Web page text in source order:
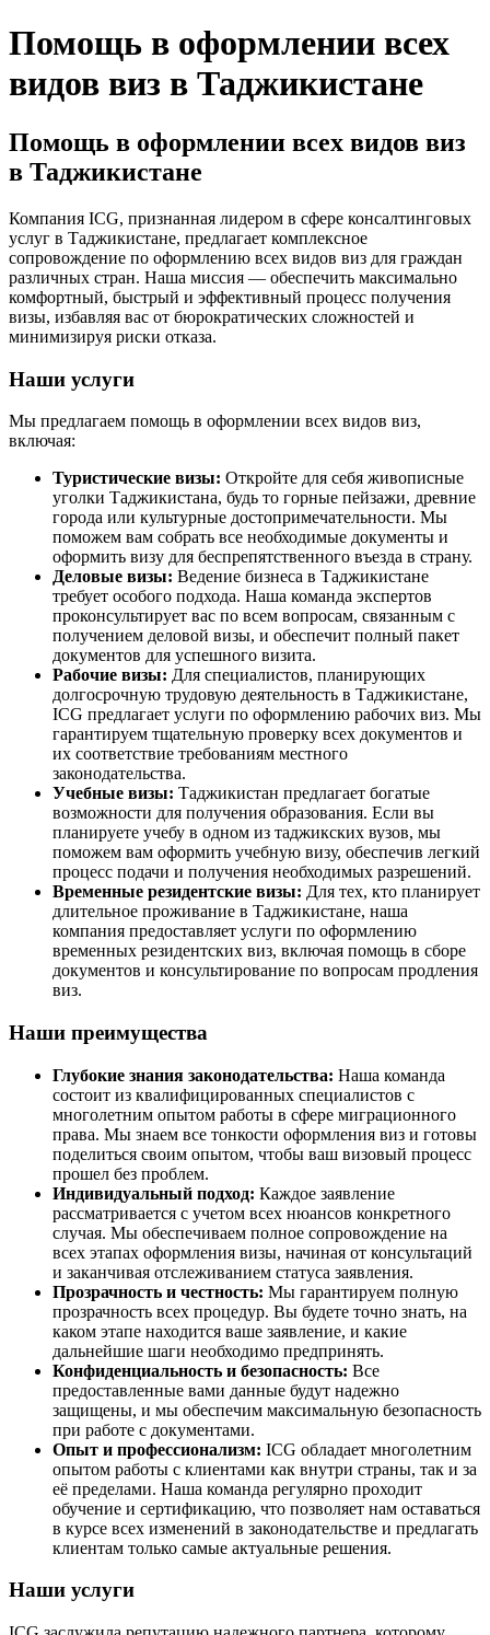
Помощь в оформлении всех
видов виз в Таджикистане
Помощь в оформлении всех видов виз
в Таджикистане
Компания ICG, признанная лидером в сфере консалтинговых
услуг в Таджикистане, предлагает комплексное
сопровождение по оформлению всех видов виз для граждан
различных стран. Наша миссия — обеспечить максимально
комфортный, быстрый и эффективный процесс получения
визы, избавляя вас от бюрократических сложностей и
минимизируя риски отказа.
Наши услуги
Мы предлагаем помощь в оформлении всех видов виз,
включая:
Туристические визы: Откройте для себя живописные
уголки Таджикистана, будь то горные пейзажи, древние
города или культурные достопримечательности. Мы
поможем вам собрать все необходимые документы и
оформить визу для беспрепятственного въезда в страну.
Деловые визы: Ведение бизнеса в Таджикистане
требует особого подхода. Наша команда экспертов
проконсультирует вас по всем вопросам, связанным с
получением деловой визы, и обеспечит полный пакет
документов для успешного визита.
Рабочие визы: Для специалистов, планирующих
долгосрочную трудовую деятельность в Таджикистане,
ICG предлагает услуги по оформлению рабочих виз. Мы
гарантируем тщательную проверку всех документов и
их соответствие требованиям местного
законодательства.
Учебные визы: Таджикистан предлагает богатые
возможности для получения образования. Если вы
планируете учебу в одном из таджикских вузов, мы
поможем вам оформить учебную визу, обеспечив легкий
процесс подачи и получения необходимых разрешений.
Временные резидентские визы: Для тех, кто планирует
длительное проживание в Таджикистане, наша
компания предоставляет услуги по оформлению
временных резидентских виз, включая помощь в сборе
документов и консультирование по вопросам продления
виз.
Наши преимущества
Глубокие знания законодательства: Наша команда
состоит из квалифицированных специалистов с
многолетним опытом работы в сфере миграционного
права. Мы знаем все тонкости оформления виз и готовы
поделиться своим опытом, чтобы ваш визовый процесс
прошел без проблем.
Индивидуальный подход: Каждое заявление
рассматривается с учетом всех нюансов конкретного
случая. Мы обеспечиваем полное сопровождение на
всех этапах оформления визы, начиная от консультаций
и заканчивая отслеживанием статуса заявления.
Прозрачность и честность: Мы гарантируем полную
прозрачность всех процедур. Вы будете точно знать, на
каком этапе находится ваше заявление, и какие
дальнейшие шаги необходимо предпринять.
Конфиденциальность и безопасность: Все
предоставленные вами данные будут надежно
защищены, и мы обеспечим максимальную безопасность
при работе с документами.
Опыт и профессионализм: ICG обладает многолетним
опытом работы с клиентами как внутри страны, так и за
её пределами. Наша команда регулярно проходит
обучение и сертификацию, что позволяет нам оставаться
в курсе всех изменений в законодательстве и предлагать
клиентам только самые актуальные решения.
Наши услуги